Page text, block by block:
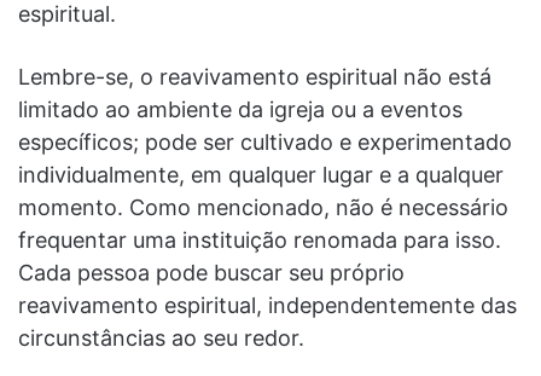
espiritual.
Lembre-se, o reavivamento espiritual não está
limitado ao ambiente da igreja ou a eventos
específicos; pode ser cultivado e experimentado
individualmente, em qualquer lugar e a qualquer
momento. Como mencionado, não é necessário
frequentar uma instituição renomada para isso.
Cada pessoa pode buscar seu próprio
reavivamento espiritual, independentemente das
circunstâncias ao seu redor.